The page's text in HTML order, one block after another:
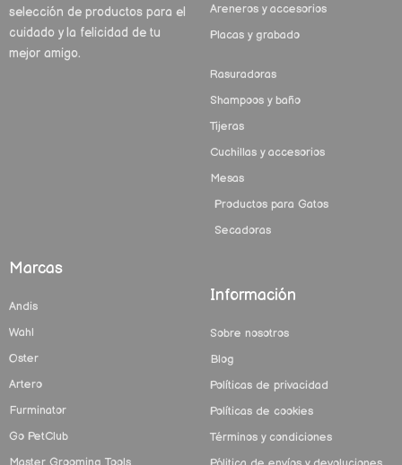
selección de productos para el
cuidado y la felicidad de tu
mejor amigo.
Areneros y accesorios
Placas y grabado
Rasuradoras
Shampoos y baño
Tijeras
Cuchillas y accesorios
Mesas
Productos para Gatos
Secadoras
Marcas
Andis
Wahl
Oster
Artero
Furminator
Go PetClub
Master Grooming Tools
Información
Sobre nosotros
Blog
Políticas de privacidad
Políticas de cookies
Términos y condiciones